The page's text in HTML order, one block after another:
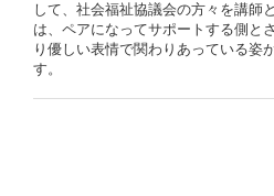
して、社会福祉協議会の方々を講師
は、ペアになってサポートする側と
り優しい表情で関わりあっている姿
す。